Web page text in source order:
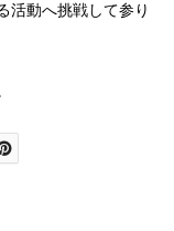
活動へ挑戦して参り